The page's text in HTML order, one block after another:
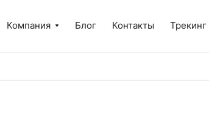
Компания Блог Контакты Трекинг